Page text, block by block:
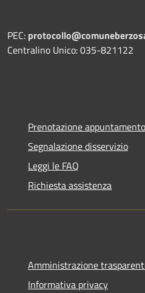
PEC:
Centralino Unico: 035-821122
Prenotazione appuntamento
Segnalazione disservizio
Leggi le FAQ
Richiesta assistenza
Amministrazione
Informativa privacy